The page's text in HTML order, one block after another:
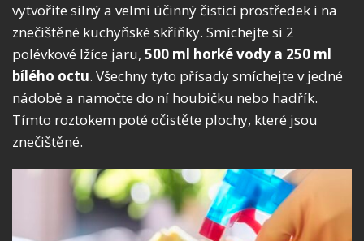
vytvoříte silný a velmi účinný čisticí prostředek i na
znečištěné kuchyňské skříňky. Smíchejte si 2
polévkové lžíce jaru, 500 ml horké vody a 250 ml
bílého octu. Všechny tyto přísady smíchejte v jedné
nádobě a namočte do ní houbičku nebo hadřík.
Tímto roztokem poté očistěte plochy, které jsou
znečištěné.